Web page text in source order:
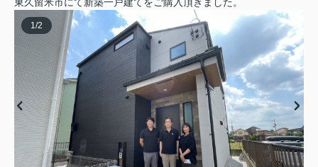
東久留米市にて新築一戸建てをご購入頂きました。
1/2